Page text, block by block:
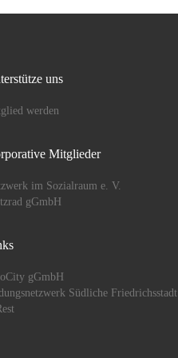
uns
werden
Mitglieder
im Sozialraum e. V.
gGmbH
gGmbH
Südliche Friedrichsstadt